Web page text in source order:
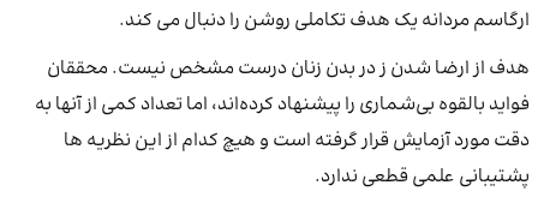
ارگاسم مردانه یک هدف تکاملی روشن را دنبال می کند.
هدف از ارضا شدن ز در بدن زنان درست مشخص نیست. محققان
فواید بالقوه بی‌شماری را پیشنهاد کرده‌اند، اما تعداد کمی از آنها به
دقت مورد آزمایش قرار گرفته‌ است و هیچ کدام از این نظریه‌ ها
پشتیبانی علمی قطعی ندارد.